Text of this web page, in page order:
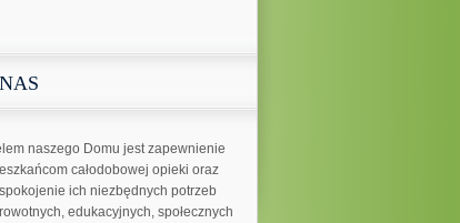
naszego Domu jest zapewnienie
całodobowej opieki oraz
ich niezbędnych potrzeb
edukacyjnych, społecznych